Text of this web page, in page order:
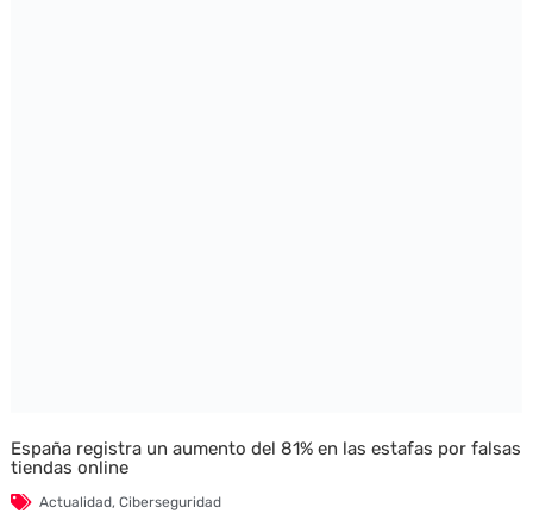
España registra un aumento del 81% en las estafas por falsas
tiendas online
Actualidad, Ciberseguridad